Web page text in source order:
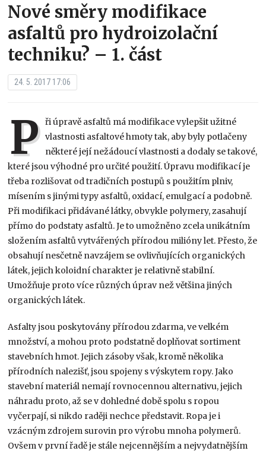
Nové směry modifikace
asfaltů pro hydroizolační
techniku? – 1. část
24. 5. 2017 17:06
P ři úpravě asfaltů má modifikace vylepšit užitné
vlastnosti asfaltové hmoty tak, aby byly potlačeny
některé její nežádoucí vlastnosti a dodaly se takové,
které jsou výhodné pro určité použití. Úpravu modifikací je
třeba rozlišovat od tradičních postupů s použitím plniv,
mísením s jinými typy asfaltů, oxidací, emulgací a podobně.
Při modifikaci přidávané látky, obvykle polymery, zasahují
přímo do podstaty asfaltů. Je to umožněno zcela unikátním
složením asfaltů vytvářených přírodou milióny let. Přesto, že
obsahují nesčetně navzájem se ovlivňujících organických
látek, jejich koloidní charakter je relativně stabilní.
Umožňuje proto více různých úprav než většina jiných
organických látek.
Asfalty jsou poskytovány přírodou zdarma, ve velkém
množství, a mohou proto podstatně doplňovat sortiment
stavebních hmot. Jejich zásoby však, kromě několika
přírodních nalezišť, jsou spojeny s výskytem ropy. Jako
stavební materiál nemají rovnocennou alternativu, jejich
náhradu proto, až se v dohledné době spolu s ropou
vyčerpají, si nikdo raději nechce představit. Ropa je i
vzácným zdrojem surovin pro výrobu mnoha polymerů.
Ovšem v první řadě je stále nejcennějším a nejvydatnějším